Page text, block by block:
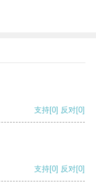
支持[0] 反对[0]
支持[0] 反对[0]